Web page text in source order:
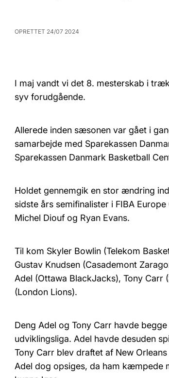
OPRETTET 24/07 2024
I maj vandt vi det 8. mesterskab i
syv forudgående.
Allerede inden sæsonen var gået i
samarbejde med Sparekassen
Sparekassen Danmark Basketball
Holdet gennemgik en stor ændring
sidste års semifinalister i FIBA
Michel Diouf og Ryan Evans.
Til kom Skyler Bowlin (Telekom
Gustav Knudsen (Casademont
Adel (Ottawa BlackJacks), Tony Carr
(London Lions).
Deng Adel og Tony Carr havde
udviklingsliga. Adel havde desuden
Tony Carr blev draftet af New
Adel dog opsiges, da ham kæmpede